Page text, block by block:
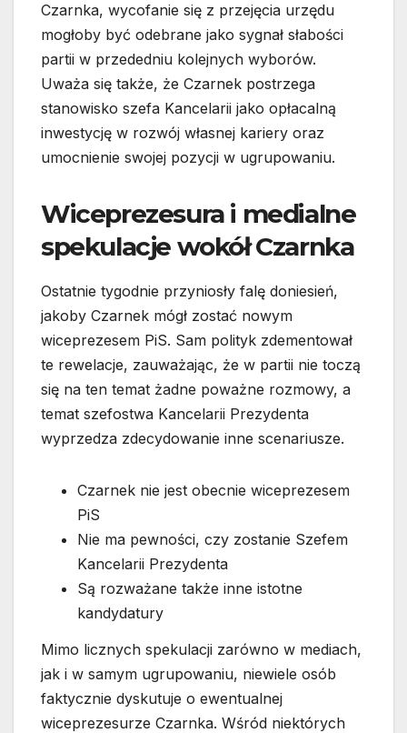
Czarnka, wycofanie się z przejęcia urzędu
mogłoby być odebrane jako sygnał słabości
partii w przededniu kolejnych wyborów.
Uważa się także, że Czarnek postrzega
stanowisko szefa Kancelarii jako opłacalną
inwestycję w rozwój własnej kariery oraz
umocnienie swojej pozycji w ugrupowaniu.
Wiceprezesura i medialne
spekulacje wokół Czarnka
Ostatnie tygodnie przyniosły falę doniesień,
jakoby Czarnek mógł zostać nowym
wiceprezesem PiS. Sam polityk zdementował
te rewelacje, zauważając, że w partii nie toczą
się na ten temat żadne poważne rozmowy, a
temat szefostwa Kancelarii Prezydenta
wyprzedza zdecydowanie inne scenariusze.
Czarnek nie jest obecnie wiceprezesem
PiS
Nie ma pewności, czy zostanie Szefem
Kancelarii Prezydenta
Są rozważane także inne istotne
kandydatury
Mimo licznych spekulacji zarówno w mediach,
jak i w samym ugrupowaniu, niewiele osób
faktycznie dyskutuje o ewentualnej
wiceprezesurze Czarnka. Wśród niektórych